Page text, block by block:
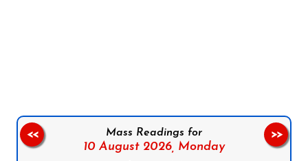
Mass Readings for
10 August 2026, Monday
<< >>